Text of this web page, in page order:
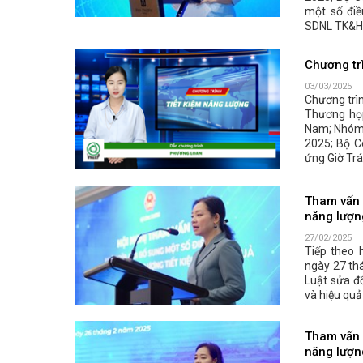
một số
SDNL
Chương
03/03/2025
Chương
Thương
Nam;
2025; Bộ
ứng Giờ
Tham
năng
27/02/2025
Tiếp theo
ngày 27
Luật sửa
và hiệu
Tham
năng